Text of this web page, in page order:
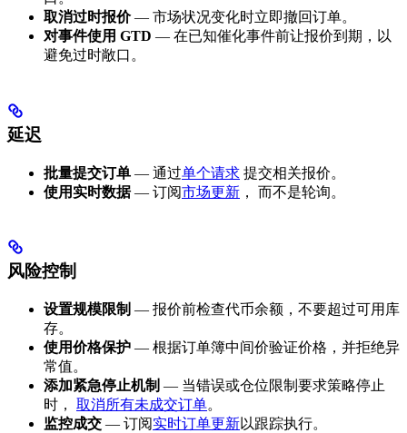
取消过时报价— 市场状况变化时立即撤回订单。
对事件使用 GTD — 在已知催化事件前让报价到期，以
避免过时敞口。
延迟
批量提交订单 — 通过单个请求 提交相关报价。
使用实时数据— 订阅市场更新 ， 而不是轮询。
风险控制
设置规模限制 — 报价前检查代币余额，不要超过可用库
存。
使用价格保护 — 根据订单簿中间价验证价格，并拒绝异
常值。
添加紧急停止机制 — 当错误或仓位限制要求策略停止
时， 取消所有未成交订单。
监控成交 — 订阅实时订单更新以跟踪执行。